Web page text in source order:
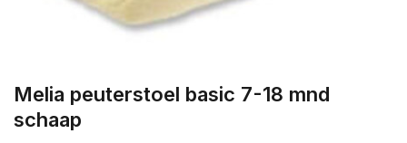
Melia peuterstoel basic 7-18 mnd
schaap